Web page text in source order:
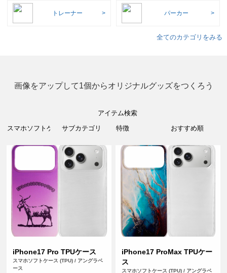
トレーナー パーカー
全てのカテゴリをみる
画像をアップして1個からオリジナルグッズをつくろう
アイテム検索
iPhone17 Pro TPUケース
スマホソフトケース (TPU) / アングラベ
ース
iPhone17 ProMax TPUケー
ス
スマホソフトケース (TPU) / アングラベ